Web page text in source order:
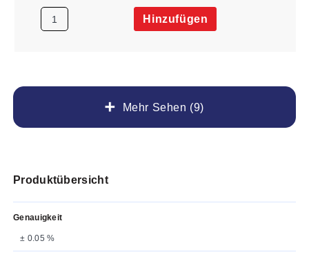
Mehr Sehen (9)
Hinzufügen
Produktübersicht
Genauigkeit
± 0.05 %